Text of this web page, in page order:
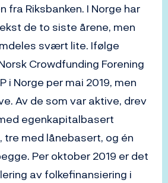
fra Riksbanken. I Norge har
de to siste årene, men
svært lite. Ifølge
Crowdfunding Forening
i Norge per mai 2019, men
Av de som var aktive, drev
egenkapitalbasert
tre med lånebasert, og én
Per oktober 2019 er det
av folkefinansiering i